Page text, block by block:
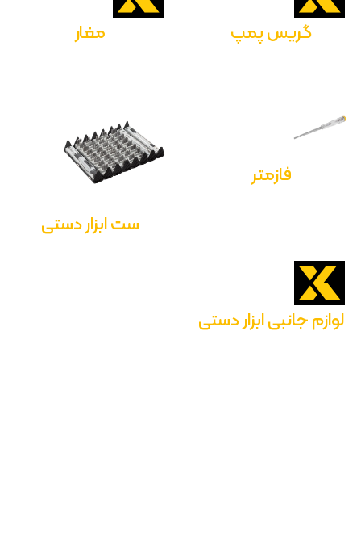
گریس پمپ مغار
فازمتر
ست ابزار دستی
لوازم جانبی ابزار دستی